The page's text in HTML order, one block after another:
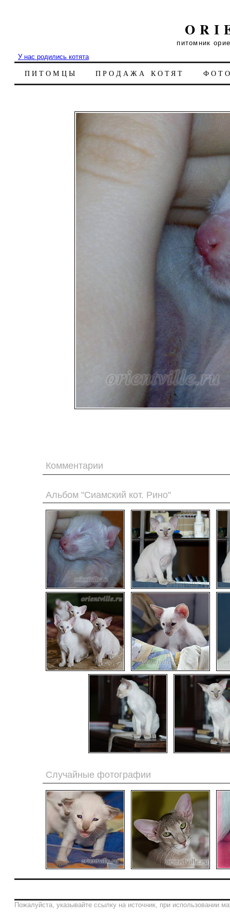
питомник
У нас родились котята
ПИТОМЦЫ ПРОДАЖА КОТЯТ
Комментарии
Альбом "Сиамский кот. Рино"
Случайные фотографии
Пожалуйста, указывайте ссылку на источник, при использовании